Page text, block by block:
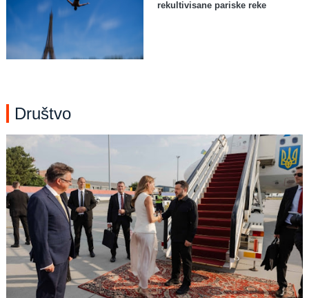
rekultivisane pariske reke
Društvo